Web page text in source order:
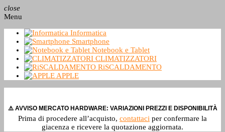
close
Menu
Informatica
Smartphone
Notebook e Tablet
CLIMATIZZATORI
RiSCALDAMENTO
APPLE
⚠️ AVVISO MERCATO HARDWARE: VARIAZIONI PREZZI E DISPONIBILITÀ
Prima di procedere all’acquisto, contattaci per confermare la
giacenza e ricevere la quotazione aggiornata.